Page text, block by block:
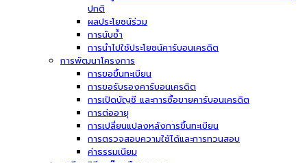
ปกติ
ผลประโยชน์ร่วม
การนับซ้ำ
การนำไปใช้ประโยชน์คาร์บอนเครดิต
การพัฒนาโครงการ
การขอขึ้นทะเบียน
การขอรับรองคาร์บอนเครดิต
การเปิดบัญชี และการซื้อขายคาร์บอนเครดิต
การต่ออายุ
การเปลี่ยนแปลงหลังการขึ้นทะเบียน
การตรวจสอบความใช้ได้และการทวนสอบ
ค่าธรรมเนียม